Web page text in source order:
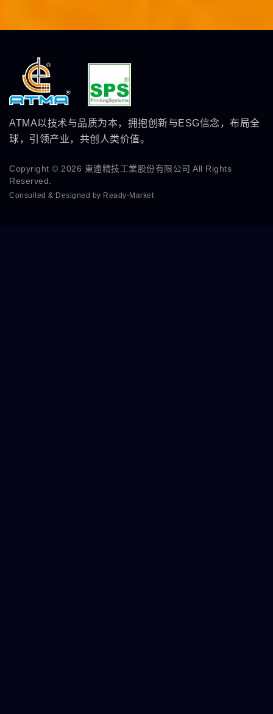
ATMA以技术与品质为本，拥抱创新与ESG信念，布局全
球，引领产业，共创人类价值。
Copyright © 2026 東遠精技工業股份有限公司 All Rights
Reserved.
Consulted & Designed by Ready-Market